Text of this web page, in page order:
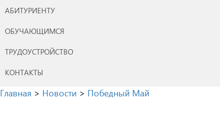
АБИТУРИЕНТУ
ОБУЧАЮЩИМСЯ
ТРУДОУСТРОЙСТВО
КОНТАКТЫ
Главная > Новости > Победный Май